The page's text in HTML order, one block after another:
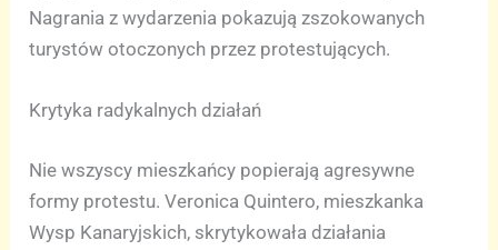
Nagrania z wydarzenia pokazują zszokowanych
turystów otoczonych przez protestujących.
Krytyka radykalnych działań
Nie wszyscy mieszkańcy popierają agresywne
formy protestu. Veronica Quintero, mieszkanka
Wysp Kanaryjskich, skrytykowała działania